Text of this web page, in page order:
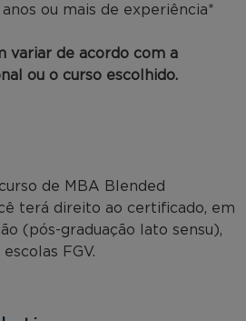
anos ou mais de experiência*
variar de acordo com a
ou o curso escolhido.
de MBA Blended
terá direito ao certificado, em
(pós-graduação lato sensu),
FGV.